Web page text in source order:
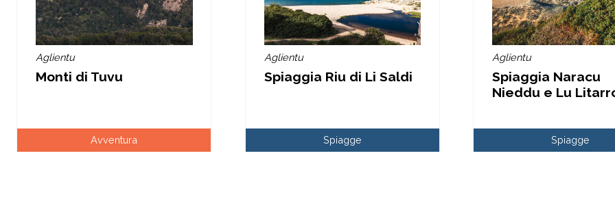
Aglientu
Monti di Tuvu
Avventura
Aglientu
Spiaggia Riu di Li Saldi
Spiagge
Aglientu
Spiaggia Naracu
Nieddu e Lu
Spiagge